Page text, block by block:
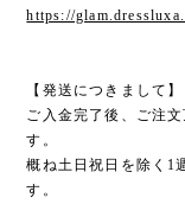
https://
【発送につきまして】
ご入金完了後、ご注
す。
概ね土日祝日を除く1
す。